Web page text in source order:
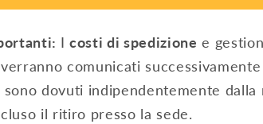
6,30
Icosti di spedizione e
comunicati
sono dovuti indipendentemente dalla
il ritiro presso la sede.